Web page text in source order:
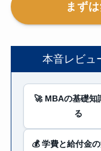
まず
本音レビュ
🚀 MBAの基礎知
る
💰 学費と給付金